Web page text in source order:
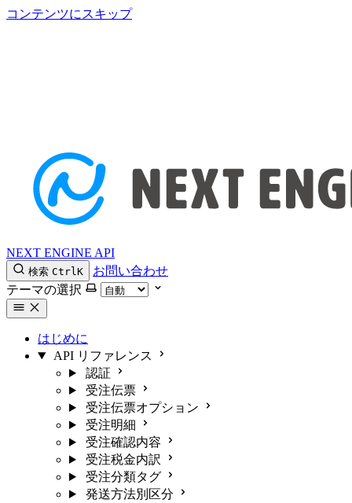
コンテンツにスキップ
NEXT ENGINE API
検索 CtrlK
お問い合わせ
テーマの選択
はじめに
API リファレンス
認証
受注伝票
受注伝票オプション
受注明細
受注確認内容
受注税金内訳
受注分類タグ
発送方法別区分